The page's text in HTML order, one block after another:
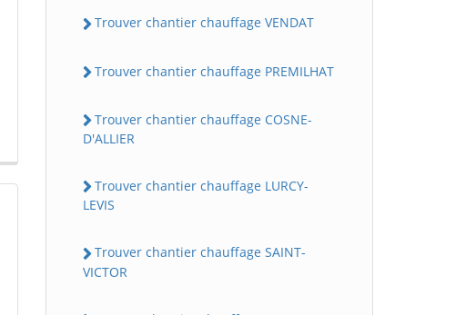
Trouver chantier chauffage VENDAT
Trouver chantier chauffage PREMILHAT
Trouver chantier chauffage COSNE-
D'ALLIER
Trouver chantier chauffage LURCY-
LEVIS
Trouver chantier chauffage SAINT-
VICTOR